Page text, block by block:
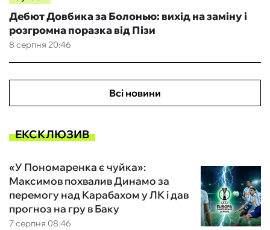
8 серпня 20:46
Дебют Довбика за Болонью: вихід на заміну і
розгромна поразка від Пізи
Всі новини
ЕКСКЛЮЗИВ
7 серпня 08:46
«У Пономаренка є чуйка»:
Максимов похвалив Динамо за
перемогу над Карабахом у ЛК і дав
прогноз на гру в Баку